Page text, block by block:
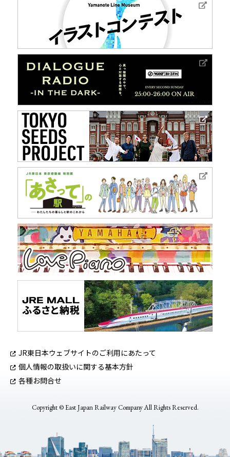
JR東日本ウェブサイトのご利用にあたって
個人情報の取扱いに関する基本方針
各種お問合せ
Copyright © East Japan Railway Company All Rights Reserved.